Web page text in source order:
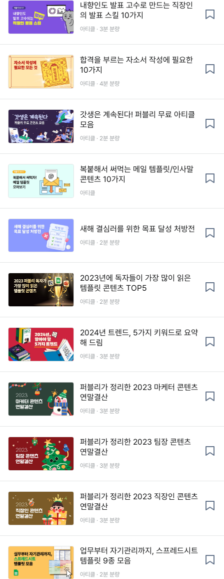
내향인도 발표 고수로 만드는 직장인
의 발표 스킬 10가지
아티클 · 3분 분량
합격을 부르는 자소서 작성에 필요한
10가지
아티클 · 4분 분량
갓생은 계속된다! 퍼블리 무료 아티클
모음
아티클 · 2분 분량
복붙해서 써먹는 메일 템플릿/인사말
콘텐츠 10가지
아티클
새해 결심러를 위한 목표 달성 처방전
아티클 · 2분 분량
2023년에 독자들이 가장 많이 읽은
템플릿 콘텐츠 TOP5
아티클 · 2분 분량
2024년 트렌드, 5가지 키워드로 요약
해 드림
아티클 · 3분 분량
퍼블리가 정리한 2023 마케터 콘텐츠
연말결산
아티클 · 3분 분량
퍼블리가 정리한 2023 팀장 콘텐츠
연말결산
아티클 · 3분 분량
퍼블리가 정리한 2023 직장인 콘텐츠
연말결산
아티클 · 3분 분량
업무부터 자기관리까지, 스프레드시트
템플릿 9종 모음
아티클 · 2분 분량